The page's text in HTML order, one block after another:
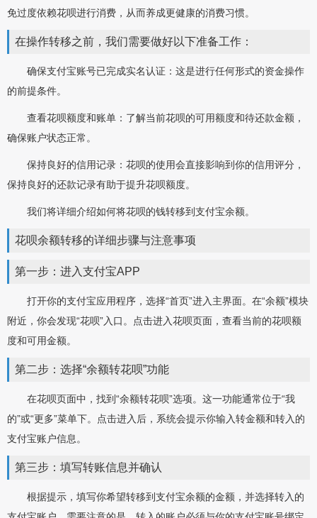
免过度依赖花呗进行消费，从而养成更健康的消费习惯。
在操作转移之前，我们需要做好以下准备工作：
确保支付宝账号已完成实名认证：这是进行任何形式的资金操作
的前提条件。
查看花呗额度和账单：了解当前花呗的可用额度和待还款金额，
确保账户状态正常。
保持良好的信用记录：花呗的使用会直接影响到你的信用评分，
保持良好的还款记录有助于提升花呗额度。
我们将详细介绍如何将花呗的钱转移到支付宝余额。
花呗余额转移的详细步骤与注意事项
第一步：进入支付宝APP
打开你的支付宝应用程序，选择“首页”进入主界面。在“余额”模块
附近，你会发现“花呗”入口。点击进入花呗页面，查看当前的花呗额
度和可用金额。
第二步：选择“余额转花呗”功能
在花呗页面中，找到“余额转花呗”选项。这一功能通常位于“我
的”或“更多”菜单下。点击进入后，系统会提示你输入转金额和转入的
支付宝账户信息。
第三步：填写转账信息并确认
根据提示，填写你希望转移到支付宝余额的金额，并选择转入的